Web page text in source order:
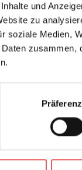
und
zu
soziale Medien,